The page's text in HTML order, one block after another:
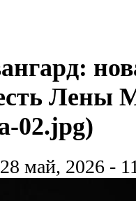
Лены
02.jpg)
май, 2026 -